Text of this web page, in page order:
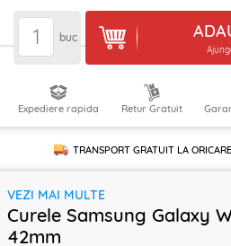
buc
Expediere rapida Retur Gratuit
TRANSPORT GRATUIT LA ORICARE
VEZI MAI MULTE
Curele Samsung Galaxy
42mm